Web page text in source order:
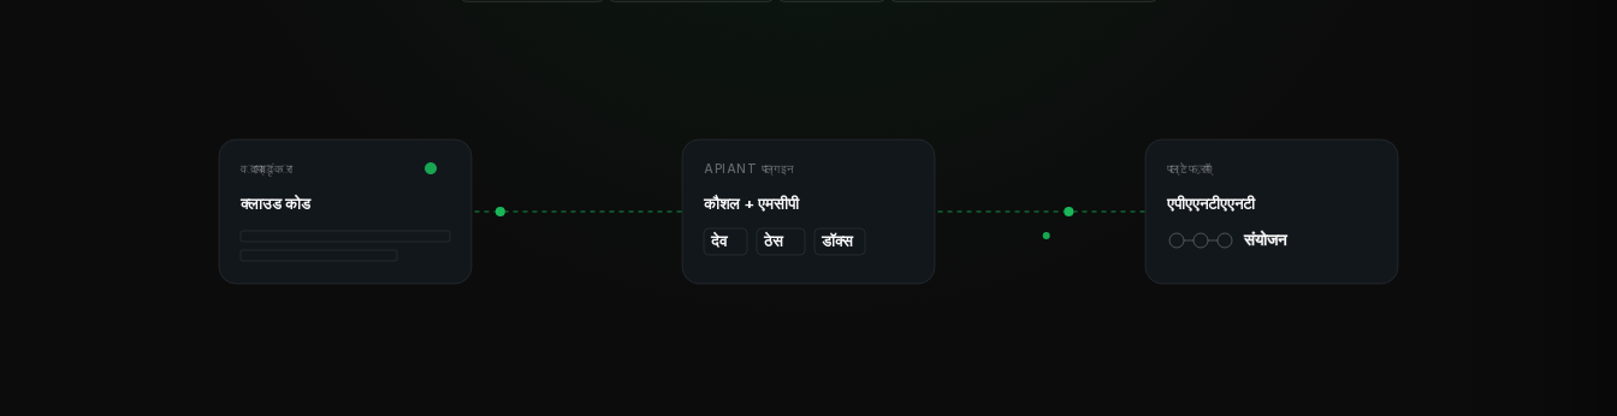
वाद्यवृंदकार
क्लाउड कोड
APIANT प्लगइन
कौशल + एमसीपी
देव
ठेस डॉक्स
प्लेटफ़ॉर्म
एपीएएनटीएएनटी
संयोजन